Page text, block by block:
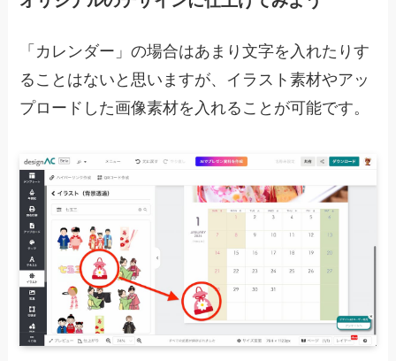
「カレンダー」の場合はあまり文字を入れたりす
ることはないと思いますが、イラスト素材やアッ
プロードした画像素材を入れることが可能です。